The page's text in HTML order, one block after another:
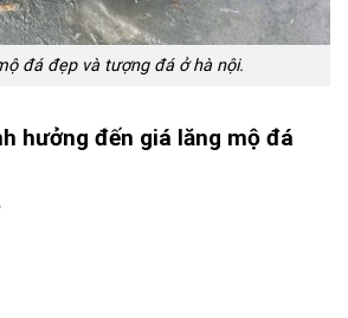
đá đẹp và tượng đá ở hà nội.
hưởng đến giá lăng mộ đá